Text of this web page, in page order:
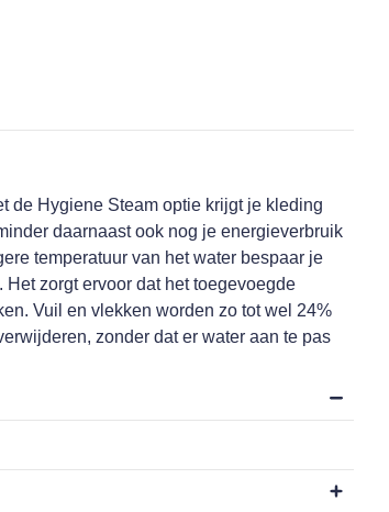
de Hygiene Steam optie krijgt je kleding
daarnaast ook nog je energieverbruik
temperatuur van het water bespaar je
zorgt ervoor dat het toegevoegde
Vuil en vlekken worden zo tot wel 24%
zonder dat er water aan te pas